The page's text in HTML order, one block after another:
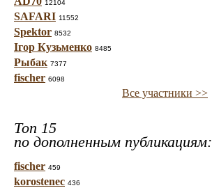
12104
SAFARI 11552
Spektor 8532
Ігор Кузьменко 8485
Рыбак 7377
fischer 6098
Все участники >>
Топ 15
по дополненным публикациям:
fischer 459
korostenec 436